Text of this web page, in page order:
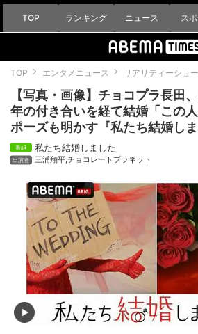
TOP ランキング ニュース ス
TOP エンタメニュース リアリティーショー
【写真・画像】チョコプラ長田
年の付き合いを経て結婚「この
ポーズも明かす『私たち結婚し
私たち結婚しました
三浦翔平,チョコレートプラネット